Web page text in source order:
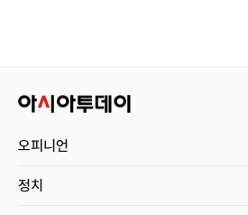
오피니언
정치